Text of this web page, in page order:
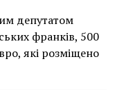
депутатом
франків, 500
які розміщено